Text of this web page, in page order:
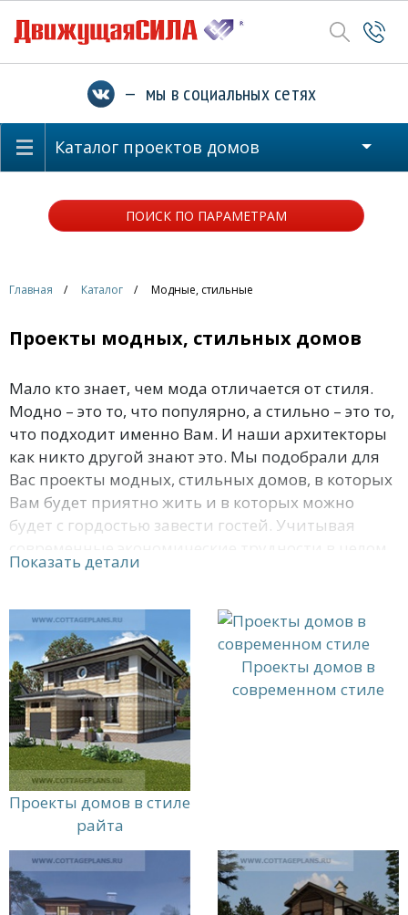
— мы в социальных сетях
Каталог проектов домов
ПОИСК ПО ПАРАМЕТРАМ
Главная Каталог Модные, стильные
Проекты модных, стильных домов
Мало кто знает, чем мода отличается от стиля.
Модно – это то, что популярно, а стильно – это то,
что подходит именно Вам. И наши архитекторы
как никто другой знают это. Мы подобрали для
Вас проекты модных, стильных домов, в которых
Вам будет приятно жить и в которых можно
будет с гордостью завести гостей. Учитывая
по стране, мы специально старались
строительные материалы в момент планировки
здания. Вот почему заказать проект у нас не
только удобно, но и выгодно. А тому, кто
позвонит прямо сейчас, гарантированы бонусы
и скидки.
Показать детали
Проекты домов в стиле
райта
Проекты домов в
современном стиле